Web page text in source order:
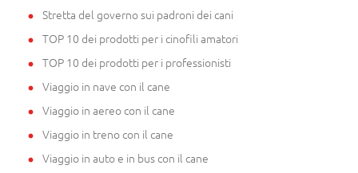
Stretta del governo sui padroni dei cani
TOP 10 dei prodotti per i cinofili amatori
TOP 10 dei prodotti per i professionisti
Viaggio in nave con il cane
Viaggio in aereo con il cane
Viaggio in treno con il cane
Viaggio in auto e in bus con il cane